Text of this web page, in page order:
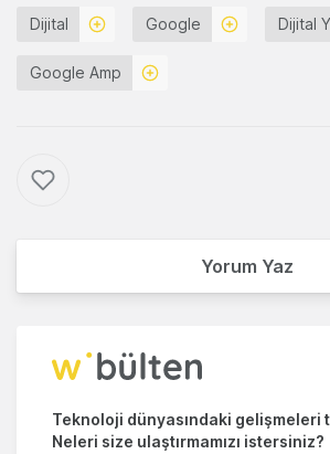
Dijital Google Dijital
Google Amp
Yorum Yaz
Teknoloji dünyasındaki gelişmeleri
Neleri size ulaştırmamızı istersiniz?